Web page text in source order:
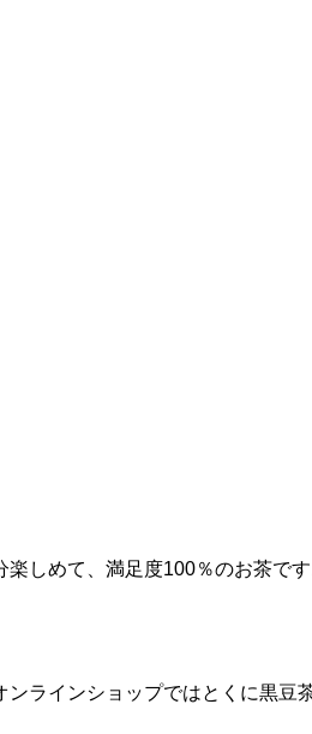
しめて、満足度100％のお茶です
ラインショップではとくに黒豆